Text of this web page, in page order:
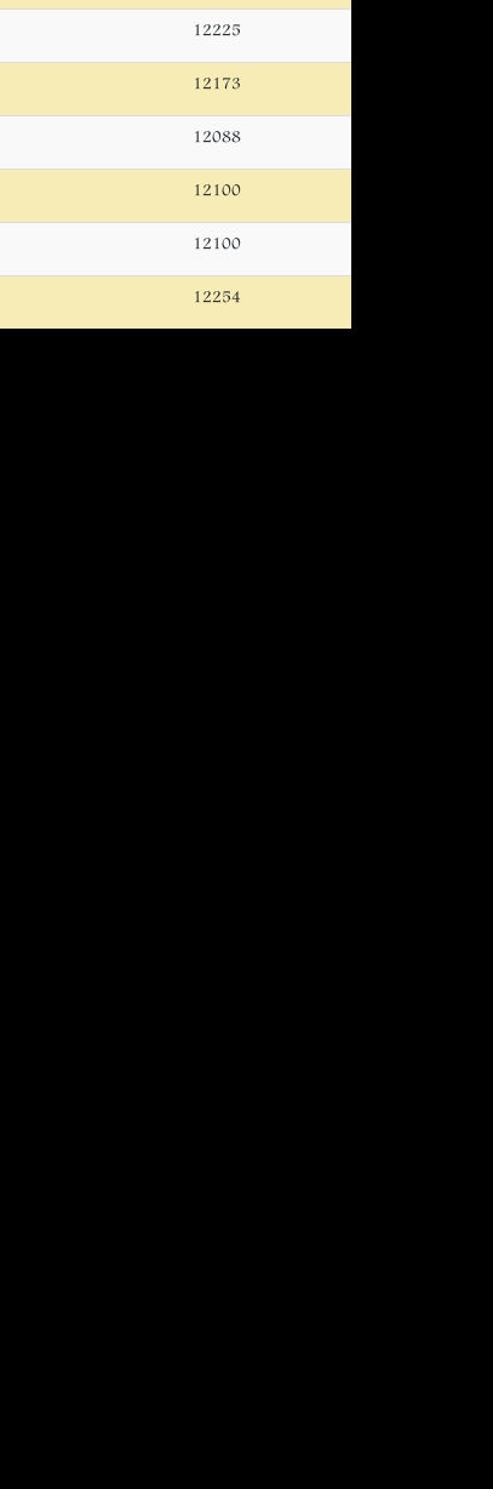
12225
12173
12088
12100
12100
12254